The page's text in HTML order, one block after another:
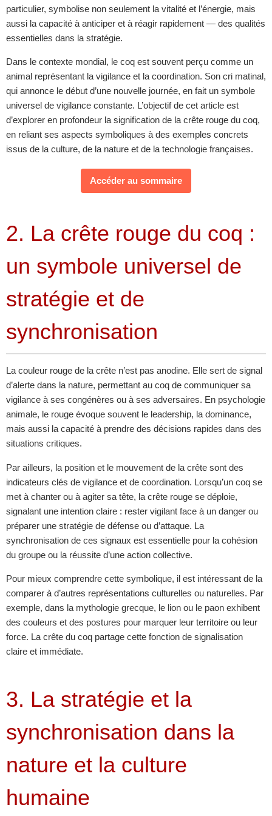
particulier, symbolise non seulement la vitalité et l’énergie, mais
aussi la capacité à anticiper et à réagir rapidement — des qualités
essentielles dans la stratégie.
Dans le contexte mondial, le coq est souvent perçu comme un
animal représentant la vigilance et la coordination. Son cri matinal,
qui annonce le début d’une nouvelle journée, en fait un symbole
universel de vigilance constante. L’objectif de cet article est
d’explorer en profondeur la signification de la crête rouge du coq,
en reliant ses aspects symboliques à des exemples concrets
issus de la culture, de la nature et de la technologie françaises.
Accéder au sommaire
2. La crête rouge du coq :
un symbole universel de
stratégie et de
synchronisation
La couleur rouge de la crête n’est pas anodine. Elle sert de signal
d’alerte dans la nature, permettant au coq de communiquer sa
vigilance à ses congénères ou à ses adversaires. En psychologie
animale, le rouge évoque souvent le leadership, la dominance,
mais aussi la capacité à prendre des décisions rapides dans des
situations critiques.
Par ailleurs, la position et le mouvement de la crête sont des
indicateurs clés de vigilance et de coordination. Lorsqu’un coq se
met à chanter ou à agiter sa tête, la crête rouge se déploie,
signalant une intention claire : rester vigilant face à un danger ou
préparer une stratégie de défense ou d’attaque. La
synchronisation de ces signaux est essentielle pour la cohésion
du groupe ou la réussite d’une action collective.
Pour mieux comprendre cette symbolique, il est intéressant de la
comparer à d’autres représentations culturelles ou naturelles. Par
exemple, dans la mythologie grecque, le lion ou le paon exhibent
des couleurs et des postures pour marquer leur territoire ou leur
force. La crête du coq partage cette fonction de signalisation
claire et immédiate.
3. La stratégie et la
synchronisation dans la
nature et la culture
humaine